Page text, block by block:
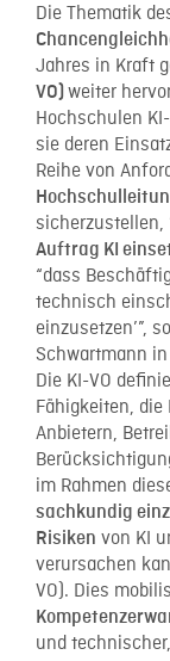
Die Thematik
Jahres in Kraft
VO) weiter
Hochschulen
sie deren
Reihe von
sicherzustellen,
Auftrag KI
“dass
technisch
einzusetzen’”,
Schwartmann
Die KI-VO
Fähigkeiten,
Anbietern,
im Rahmen
sachkundig
Risiken von KI
verursachen
VO). Dies
und